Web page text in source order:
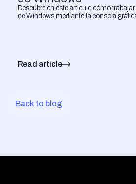
Descubre en este artículo cómo
de Windows mediante la consola
Read article
Back to blog